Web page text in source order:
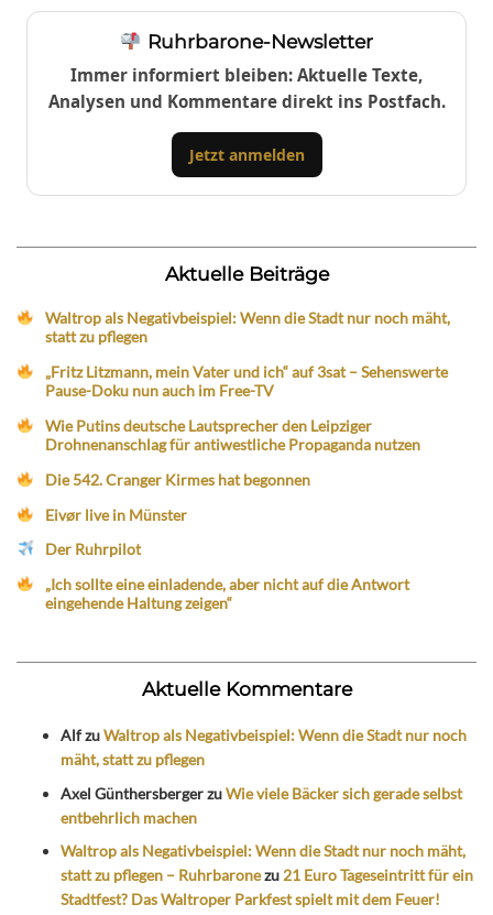
Ruhrbarone-Newsletter
Immer informiert bleiben: Aktuelle Texte,
Analysen und Kommentare direkt ins Postfach.
Jetzt anmelden
Aktuelle Beiträge
Waltrop als Negativbeispiel: Wenn die Stadt nur noch mäht,
statt zu pflegen
„Fritz Litzmann, mein Vater und ich“ auf 3sat – Sehenswerte
Pause-Doku nun auch im Free-TV
Wie Putins deutsche Lautsprecher den Leipziger
Drohnenanschlag für antiwestliche Propaganda nutzen
Die 542. Cranger Kirmes hat begonnen
Eivør live in Münster
Der Ruhrpilot
„Ich sollte eine einladende, aber nicht auf die Antwort
eingehende Haltung zeigen“
Aktuelle Kommentare
AlfzuWaltrop als Negativbeispiel: Wenn die Stadt nur noch
mäht, statt zu pflegen
Axel GünthersbergerzuWie viele Bäcker sich gerade selbst
entbehrlich machen
Waltrop als Negativbeispiel: Wenn die Stadt nur noch mäht,
statt zu pflegen – Ruhrbaronezu21 Euro Tageseintritt für ein
Stadtfest? Das Waltroper Parkfest spielt mit dem Feuer!